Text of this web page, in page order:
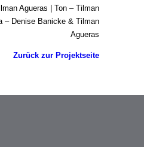
Agueras | Ton – Tilman
– Denise Banicke & Tilman
Agueras
Zurück zur Projektseite